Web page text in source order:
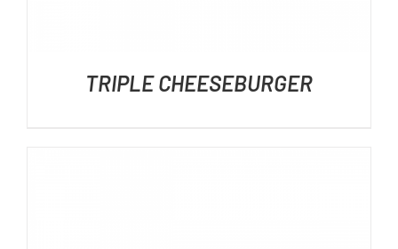
TRIPLE CHEESEBURGER